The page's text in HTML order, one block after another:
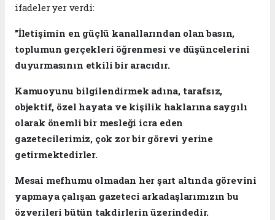
ifadeler yer verdi:
"İletişimin en güçlü kanallarından olan basın,
toplumun gerçekleri öğrenmesi ve düşüncelerini
duyurmasının etkili bir aracıdır.
Kamuoyunu bilgilendirmek adına, tarafsız,
objektif, özel hayata ve kişilik haklarına saygılı
olarak önemli bir mesleği icra eden
gazetecilerimiz, çok zor bir görevi yerine
getirmektedirler.
Mesai mefhumu olmadan her şart altında görevini
yapmaya çalışan gazeteci arkadaşlarımızın bu
özverileri bütün takdirlerin üzerindedir.